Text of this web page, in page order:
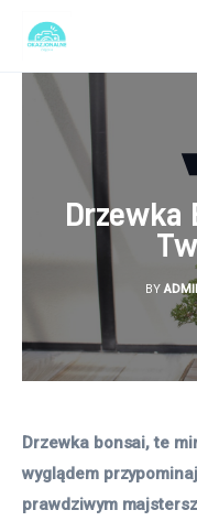
Lifestyle
Dom i ogród
Uroda
Zdrowie
Drzewka
BY
Drzewka bonsai, te
wyglądem
prawdziwym